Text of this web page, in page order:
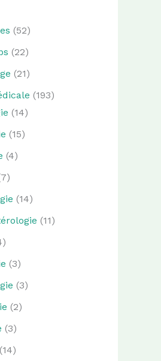
(52)
(22)
(21)
(193)
(14)
(15)
(4)
(14)
(11)
(3)
(3)
(2)
(3)
(14)